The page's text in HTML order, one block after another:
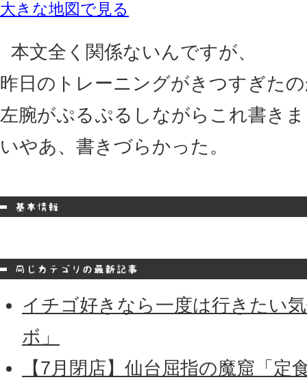
大きな地図で見る
本文全く関係ないんですが、
昨日のトレーニングがきつすぎた
左腕がぷるぷるしながらこれ書き
いやあ、書きづらかった。
イチゴ好きなら一度は行きたい
ボ」
【7月閉店】仙台屈指の魔窟「定